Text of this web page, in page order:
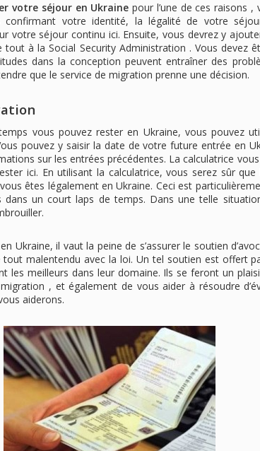
votre séjour en Ukraine pour l’une de ces raisons ,
confirmant votre identité, la légalité de votre
votre séjour continu ici. Ensuite, vous devrez y
à la Social Security Administration . Vous devez
dans la conception peuvent entraîner des
que le service de migration prenne une décision.
vous pouvez rester en Ukraine, vous pouvez
pouvez y saisir la date de votre future entrée en
sur les entrées précédentes. La calculatrice
ici. En utilisant la calculatrice, vous serez sûr
êtes légalement en Ukraine. Ceci est
dans un court laps de temps. Dans une telle
Ukraine, il vaut la peine de s’assurer le soutien
malentendu avec la loi. Un tel soutien est offert
les meilleurs dans leur domaine. Ils se feront un
, et également de vous aider à résoudre
aiderons.